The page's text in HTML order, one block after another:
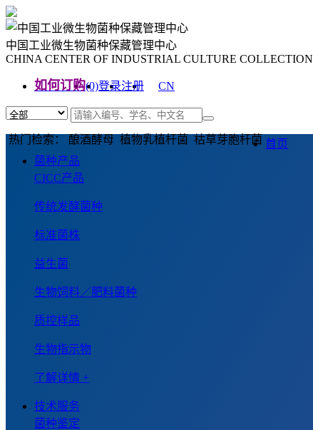
中国工业微生物菌种保藏管理中心
CHINA CENTER OF INDUSTRIAL CULTURE COLLECTION
如何订购(0)登录注册
CN
热门检索： 酿酒酵母 植物乳植杆菌 枯草芽胞杆菌 首页
菌种产品
CICC产品
传统发酵菌种
标准菌株
益生菌
生物饲料／肥料菌种
质控样品
生物指示物
了解详情 +
技术服务
菌种鉴定